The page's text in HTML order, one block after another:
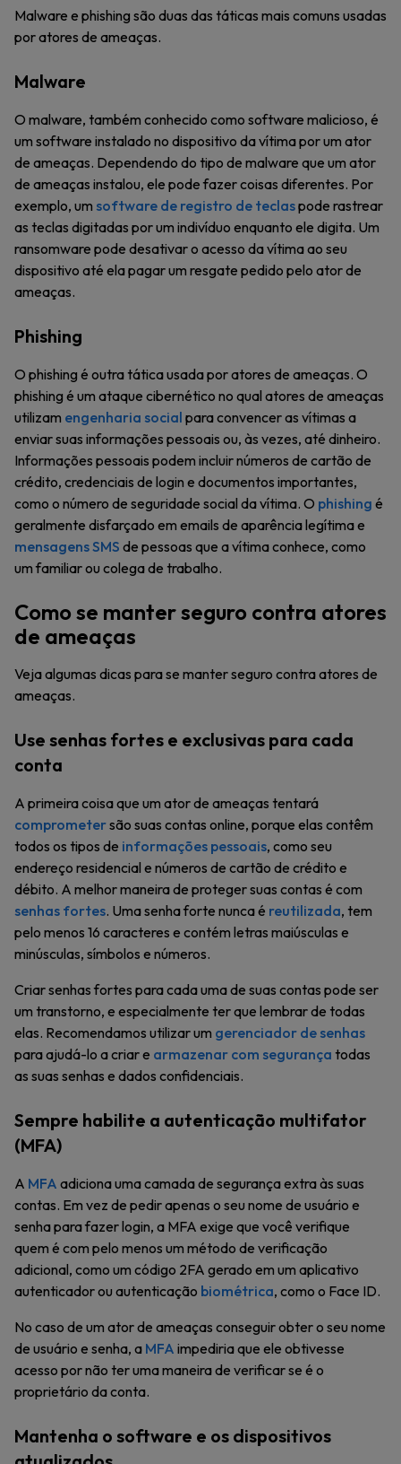
Malware e phishing são duas das táticas mais comuns usadas
por atores de ameaças.
Malware
O malware, também conhecido como software malicioso, é
um software instalado no dispositivo da vítima por um ator
de ameaças. Dependendo do tipo de malware que um ator
de ameaças instalou, ele pode fazer coisas diferentes. Por
exemplo, um software de registro de teclaspode rastrear
as teclas digitadas por um indivíduo enquanto ele digita. Um
ransomware pode desativar o acesso da vítima ao seu
dispositivo até ela pagar um resgate pedido pelo ator de
ameaças.
Phishing
O phishing é outra tática usada por atores de ameaças. O
phishing é um ataque cibernético no qual atores de ameaças
utilizam engenharia social para convencer as vítimas a
enviar suas informações pessoais ou, às vezes, até dinheiro.
Informações pessoais podem incluir números de cartão de
crédito, credenciais de login e documentos importantes,
como o número de seguridade social da vítima. O phishing é
geralmente disfarçado em emails de aparência legítima e
mensagens SMS de pessoas que a vítima conhece, como
um familiar ou colega de trabalho.
Como se manter seguro contra atores
de ameaças
Veja algumas dicas para se manter seguro contra atores de
ameaças.
Use senhas fortes e exclusivas para cada
conta
A primeira coisa que um ator de ameaças tentará
comprometersão suas contas online, porque elas contêm
todos os tipos de informações pessoais, como seu
endereço residencial e números de cartão de crédito e
débito. A melhor maneira de proteger suas contas é com
senhas fortes. Uma senha forte nunca é reutilizada, tem
pelo menos 16 caracteres e contém letras maiúsculas e
minúsculas, símbolos e números.
Criar senhas fortes para cada uma de suas contas pode ser
um transtorno, e especialmente ter que lembrar de todas
elas. Recomendamos utilizar um gerenciador de senhas
para ajudá-lo a criar e armazenar com segurança todas
as suas senhas e dados confidenciais.
Sempre habilite a autenticação multifator
(MFA)
A MFA adiciona uma camada de segurança extra às suas
contas. Em vez de pedir apenas o seu nome de usuário e
senha para fazer login, a MFA exige que você verifique
quem é com pelo menos um método de verificação
adicional, como um código 2FA gerado em um aplicativo
autenticador ou autenticação biométrica, como o Face ID.
No caso de um ator de ameaças conseguir obter o seu nome
de usuário e senha, a MFA impediria que ele obtivesse
acesso por não ter uma maneira de verificar se é o
proprietário da conta.
Mantenha o software e os dispositivos